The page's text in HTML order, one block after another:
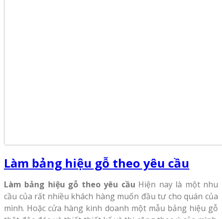
Làm bảng hiệu gỗ theo yêu cầu
Làm bảng hiệu gỗ theo yêu cầu Hiện nay là một nhu
cầu của rất nhiều khách hàng muốn đầu tư cho quán của
mình. Hoặc cửa hàng kinh doanh một mẫu bảng hiệu gỗ